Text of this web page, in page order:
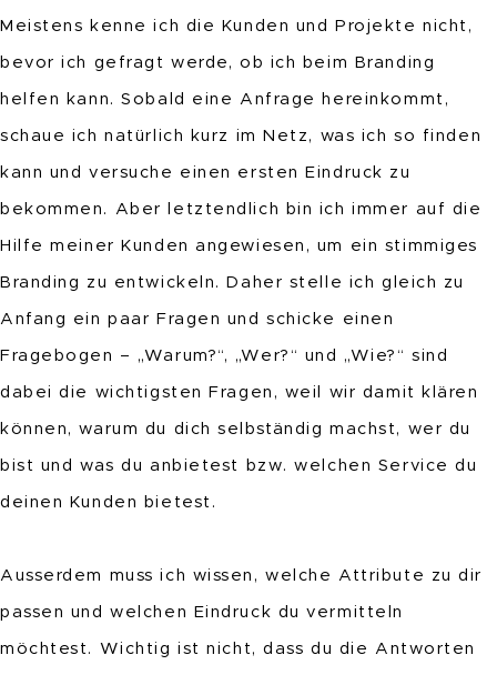
Meistens kenne ich die Kunden und Projekte nicht,
bevor ich gefragt werde, ob ich beim Branding
helfen kann. Sobald eine Anfrage hereinkommt,
schaue ich natürlich kurz im Netz, was ich so finden
kann und versuche einen ersten Eindruck zu
bekommen. Aber letztendlich bin ich immer auf die
Hilfe meiner Kunden angewiesen, um ein stimmiges
Branding zu entwickeln. Daher stelle ich gleich zu
Anfang ein paar Fragen und schicke einen
Fragebogen – „Warum?“, „Wer?“ und „Wie?“ sind
dabei die wichtigsten Fragen, weil wir damit klären
können, warum du dich selbständig machst, wer du
bist und was du anbietest bzw. welchen Service du
deinen Kunden bietest.
Ausserdem muss ich wissen, welche Attribute zu dir
passen und welchen Eindruck du vermitteln
möchtest. Wichtig ist nicht, dass du die Antworten